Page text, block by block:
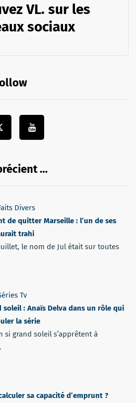
VL. sur les
sociaux
…
Divers
de quitter Marseille : l’un de ses
trahi
le nom de Jul était sur toutes
Tv
soleil : Anaïs Delva dans un rôle qui
la série
si grand soleil s’apprêtent à
sa capacité d’emprunt ?